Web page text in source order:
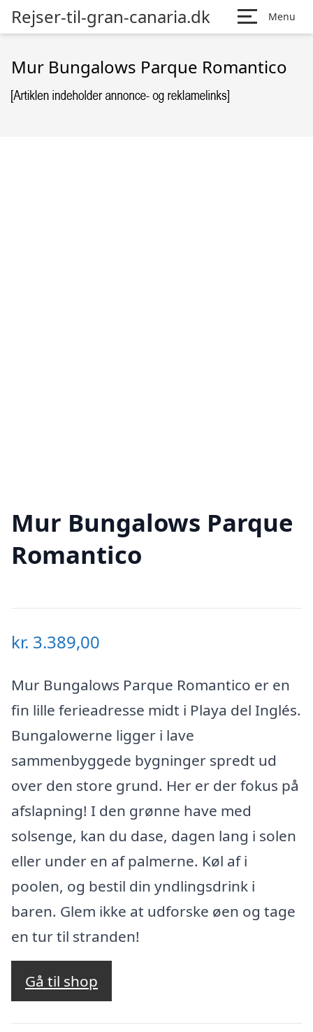
Rejser-til-gran-canaria.dk Menu
Mur Bungalows Parque Romantico
Mur Bungalows Parque
Romantico
kr. 3.389,00
Mur Bungalows Parque Romantico er en
fin lille ferieadresse midt i Playa del Inglés.
Bungalowerne ligger i lave
sammenbyggede bygninger spredt ud
over den store grund. Her er der fokus på
afslapning! I den grønne have med
solsenge, kan du dase, dagen lang i solen
eller under en af palmerne. Køl af i
poolen, og bestil din yndlingsdrink i
baren. Glem ikke at udforske øen og tage
en tur til stranden!
Gå til shop